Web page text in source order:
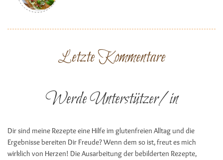
Letzte Kommentare
Werde Unterstützer/in
Dir sind meine Rezepte eine Hilfe im glutenfreien Alltag und die
Ergebnisse bereiten Dir Freude? Wenn dem so ist, freut es mich
wirklich von Herzen! Die Ausarbeitung der bebilderten Rezepte,